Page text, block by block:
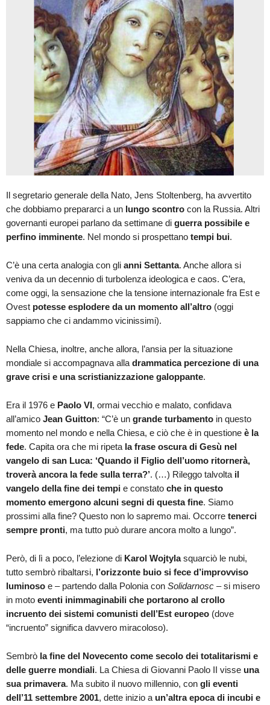
Il segretario generale della Nato, Jens Stoltenberg, ha avvertito
che dobbiamo prepararci a un lungo scontro con la Russia. Altri
governanti europei parlano da settimane di guerra possibile e
perfino imminente. Nel mondo si prospettano tempi bui.
C’è una certa analogia con gli anni Settanta. Anche allora si
veniva da un decennio di turbolenza ideologica e caos. C’era,
come oggi, la sensazione che la tensione internazionale fra Est e
Ovest potesse esplodere da un momento all’altro (oggi
sappiamo che ci andammo vicinissimi).
Nella Chiesa, inoltre, anche allora, l’ansia per la situazione
mondiale si accompagnava alla drammatica percezione di una
grave crisi e una scristianizzazione galoppante.
Era il 1976 e Paolo VI, ormai vecchio e malato, confidava
all’amico Jean Guitton: “C’è un grande turbamento in questo
momento nel mondo e nella Chiesa, e ciò che è in questione è la
fede. Capita ora che mi ripeta la frase oscura di Gesù nel
vangelo di san Luca: ‘Quando il Figlio dell’uomo ritornerà,
troverà ancora la fede sulla terra?’. (…) Rileggo talvolta il
vangelo della fine dei tempi e constato che in questo
momento emergono alcuni segni di questa fine. Siamo
prossimi alla fine? Questo non lo sapremo mai. Occorre tenerci
sempre pronti, ma tutto può durare ancora molto a lungo”.
Però, di lì a poco, l’elezione di Karol Wojtylasquarciò le nubi,
tutto sembrò ribaltarsi, l’orizzonte buio si fece d’improvviso
luminoso e – partendo dalla Polonia con Solidarnosc – si misero
in moto eventi inimmaginabili che portarono al crollo
incruento dei sistemi comunisti dell’Est europeo (dove
“incruento” significa davvero miracoloso).
Sembrò la fine del Novecento come secolo dei totalitarismi e
delle guerre mondiali. La Chiesa di Giovanni Paolo II visse una
sua primavera. Ma subito il nuovo millennio, con gli eventi
dell’11 settembre 2001, dette inizio a un’altra epoca di incubi e